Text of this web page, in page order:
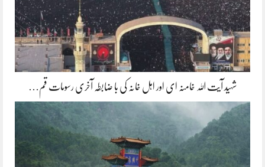
شہید آیت اللہ خامنہ ای اور اہل خانہ کی با ضابطہ آخری رسومات قم…